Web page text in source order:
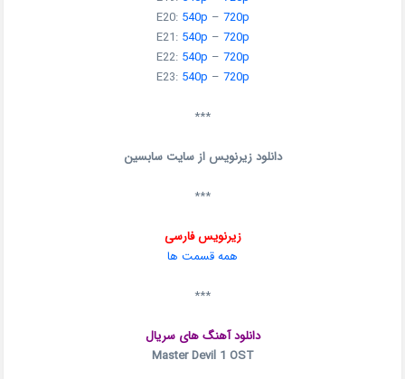
E20: 540p – 720p
E21: 540p – 720p
E22: 540p – 720p
E23: 540p – 720p
***
دانلود زیرنویس از سایت سابسین
***
زیرنویس فارسی
همه قسمت ها
***
دانلود آهنگ های سریال
Master Devil 1 OST